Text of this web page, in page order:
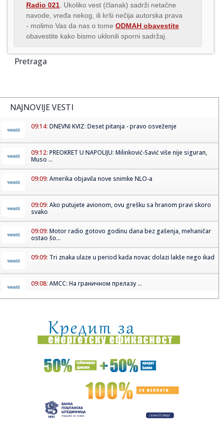
Radio 021 . Ukoliko vest (članak) sadrži netačne
navode, vređa nekog, ili krši nečija autorska prava
- molimo Vas da nas o tome ODMAH obavestite
obavestite kako bismo uklonili sporni sadržaj.
Pretraga
NAJNOVIJE VESTI
09:14: DNEVNI KVIZ: Deset pitanja - pravo osveženje
09:12: PREOKRET U NAPOLIJU: Milinković-Savić više nije siguran,
Muso ...
09:09: Amerika objavila nove snimke NLO-a
09:09: Ako putujete avionom, ovu grešku sa hranom pravi skoro
svako
09:09: Motor radio gotovo godinu dana bez gašenja, mehaničar
ostao šo...
09:09: Tri znaka ulaze u period kada novac dolazi lakše nego ikad
09:08: АМСС: На граничном прелазу ...
09:08:Rutina Šeltona
09:08:AdmiralBet ABA liga ostala bez direktora: Milija Vojinović
iznen...
Ukrajina menja pravila igre: Obećala da neće napadati
09:07:Er Srbija širi mrežu letova: Iz Beograda do više od 100